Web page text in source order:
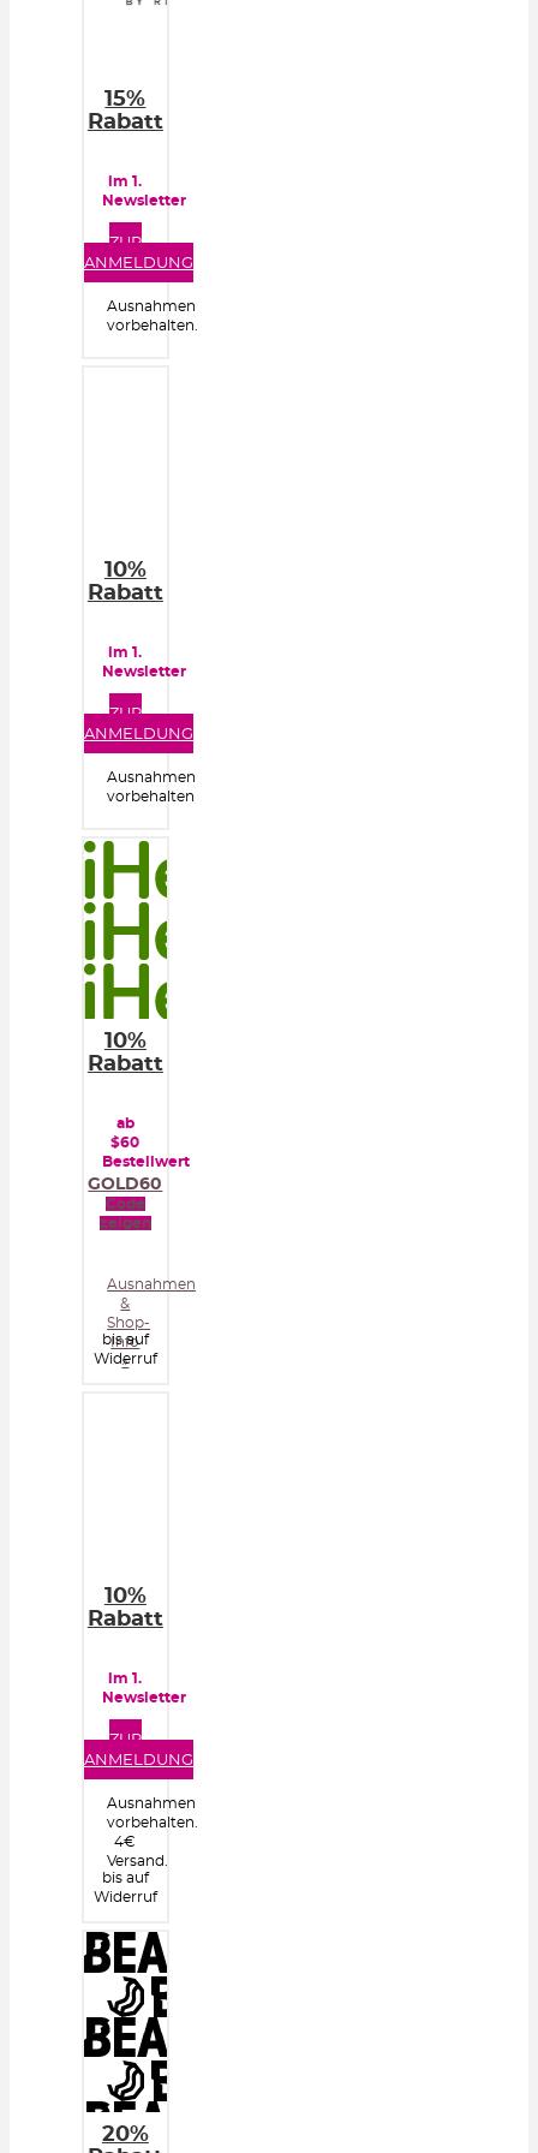
15%
Rabatt
im 1.
Newsletter
ZUR
ANMELDUNG
Ausnahmen
vorbehalten.
10%
Rabatt
im 1.
Newsletter
ZUR
ANMELDUNG
Ausnahmen
vorbehalten
10%
Rabatt
ab
$60
Bestellwert
GOLD60
Code
zeigen
Ausnahmen
&
Shop-
Info
»
bis auf
Widerruf
10%
Rabatt
im 1.
Newsletter
ZUR
ANMELDUNG
Ausnahmen
vorbehalten.
4€
Versand.
bis auf
Widerruf
20%